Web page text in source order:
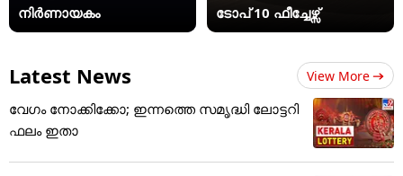
നിർണായകം
ടോപ് 10 ഫീച്ചേഴ്സ്
Latest News View More
വേഗം നോക്കിക്കോ; ഇന്നത്തെ സമൃദ്ധി ലോട്ടറി
ഫലം ഇതാ